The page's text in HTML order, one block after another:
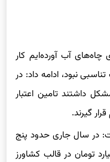
چاه‌های آب آورده‌ایم کار
نبود، ادامه داد: در
که مشکل داشتند تامین اعتبار
گیرند.
در سال جاری حدود پنج
بذر مرغوب تأمین شد و ۲۳ میلیارد تومان در قالب کشاورز